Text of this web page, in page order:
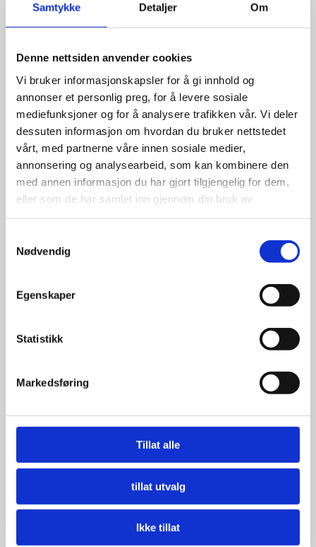
Samtykke Detaljer Om
Denne nettsiden anvender cookies
Vi bruker informasjonskapsler for å gi innhold og
annonser et personlig preg, for å levere sosiale
mediefunksjoner og for å analysere trafikken vår. Vi deler
dessuten informasjon om hvordan du bruker nettstedet
vårt, med partnerne våre innen sosiale medier,
annonsering og analysearbeid, som kan kombinere den
med annen informasjon du har gjort tilgjengelig for dem,
eller som de har samlet inn gjennom din bruk av
Nødvendig
Egenskaper
Statistikk
Markedsføring
Tillat alle
tillat utvalg
Ikke tillat